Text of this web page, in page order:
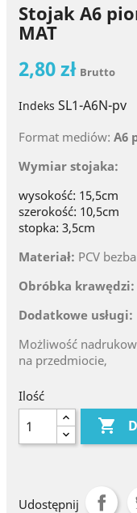
Stojak A6
MAT
2,80 zł Brutto
Indeks SL1-A6N-pv
Format mediów: A6
Wymiar stojaka:
wysokość: 15,5cm
szerokość: 10,5cm
stopka: 3,5cm
Materiał: PCV
Obróbka krawędzi:
Dodatkowe usługi:
Możliwość
na przedmiocie,
Ilość

Udostępnij